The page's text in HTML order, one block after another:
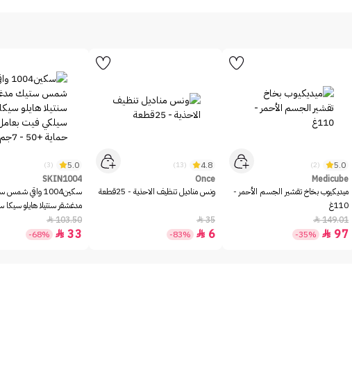
5.0
(2)
Medicube
ميديكيوب بخاخ تقشير الجسم الأحمر -
110غ
149.01

97

-35%
4.8
(13)
Once
ونس مناديل تنظيف الاحذية - 25قطعة
35

6

-83%
5.0
(3)
SKIN1004
سكين1004 واقي
مدغشقر سنتيلا هايلو
بعامل حماية +50 - 7جم
103.50

33

-68%